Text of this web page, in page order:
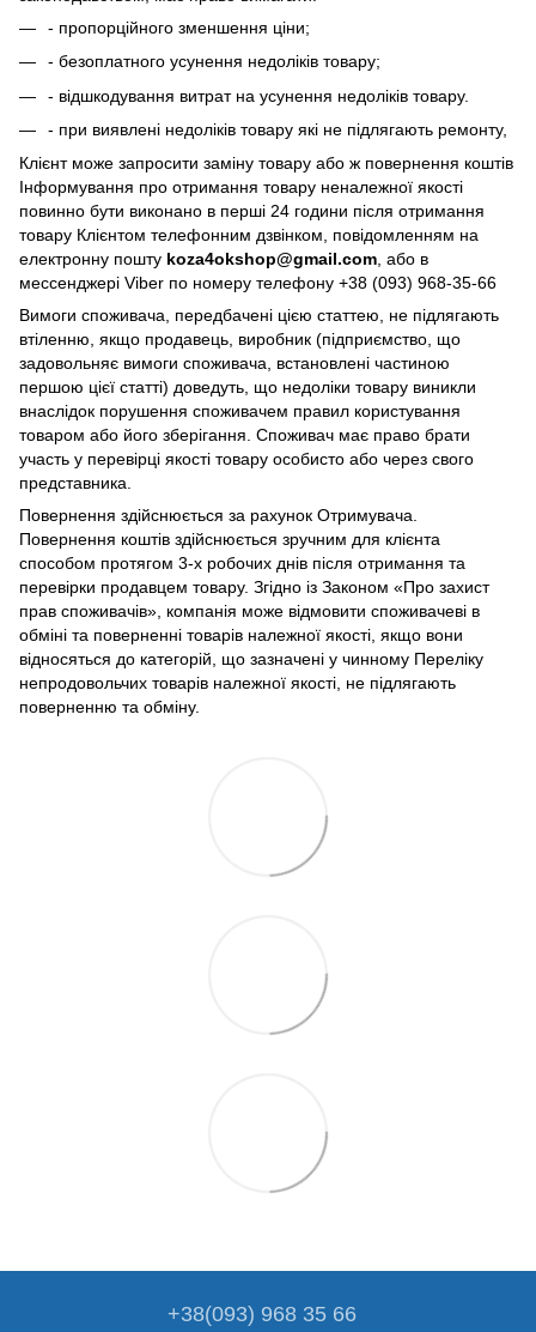
- пропорційного зменшення ціни;
- безоплатного усунення недоліків товару;
- відшкодування витрат на усунення недоліків товару.
- при виявлені недоліків товару які не підлягають ремонту,
Клієнт може запросити заміну товару або ж повернення коштів
Інформування про отримання товару неналежної якості
повинно бути виконано в перші 24 години після отримання
товару Клієнтом телефонним дзвінком, повідомленням на
електронну пошту koza4okshop@gmail.com, або в
мессенджері Viber по номеру телефону +38 (093) 968-35-66
Вимоги споживача, передбачені цією статтею, не підлягають
втіленню, якщо продавець, виробник (підприємство, що
задовольняє вимоги споживача, встановлені частиною
першою цієї статті) доведуть, що недоліки товару виникли
внаслідок порушення споживачем правил користування
товаром або його зберігання. Споживач має право брати
участь у перевірці якості товару особисто або через свого
представника.
Повернення здійснюється за рахунок Отримувача.
Повернення коштів здійснюється зручним для клієнта
способом протягом 3-х робочих днів після отримання та
перевірки продавцем товару. Згідно із Законом «Про захист
прав споживачів», компанія може відмовити споживачеві в
обміні та поверненні товарів належної якості, якщо вони
відносяться до категорій, що зазначені у чинному Переліку
непродовольчих товарів належної якості, не підлягають
поверненню та обміну.
+38(093) 968 35 66